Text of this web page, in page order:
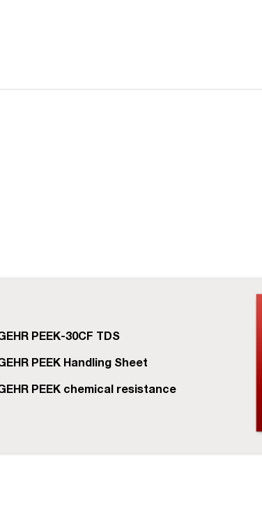
PEEK-30CF TDS
PEEK Handling Sheet
PEEK chemical resistance